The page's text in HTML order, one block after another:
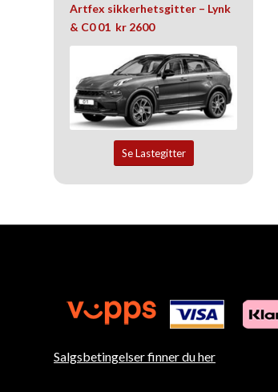
Artfex sikkerhetsgitter – Lynk
& C0 01 kr 2600
Se Lastegitter
Salgsbetingelser finner du her